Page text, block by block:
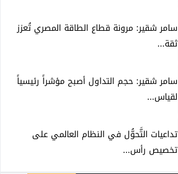
سامر شقير: مرونة قطاع الطاقة المصري تُعزز
ثقة...
سامر شقير: حجم التداول أصبح مؤشراً رئيسياً
لقياس...
تداعيات التَّحوُّل في النظام العالمي على
تخصيص رأس...